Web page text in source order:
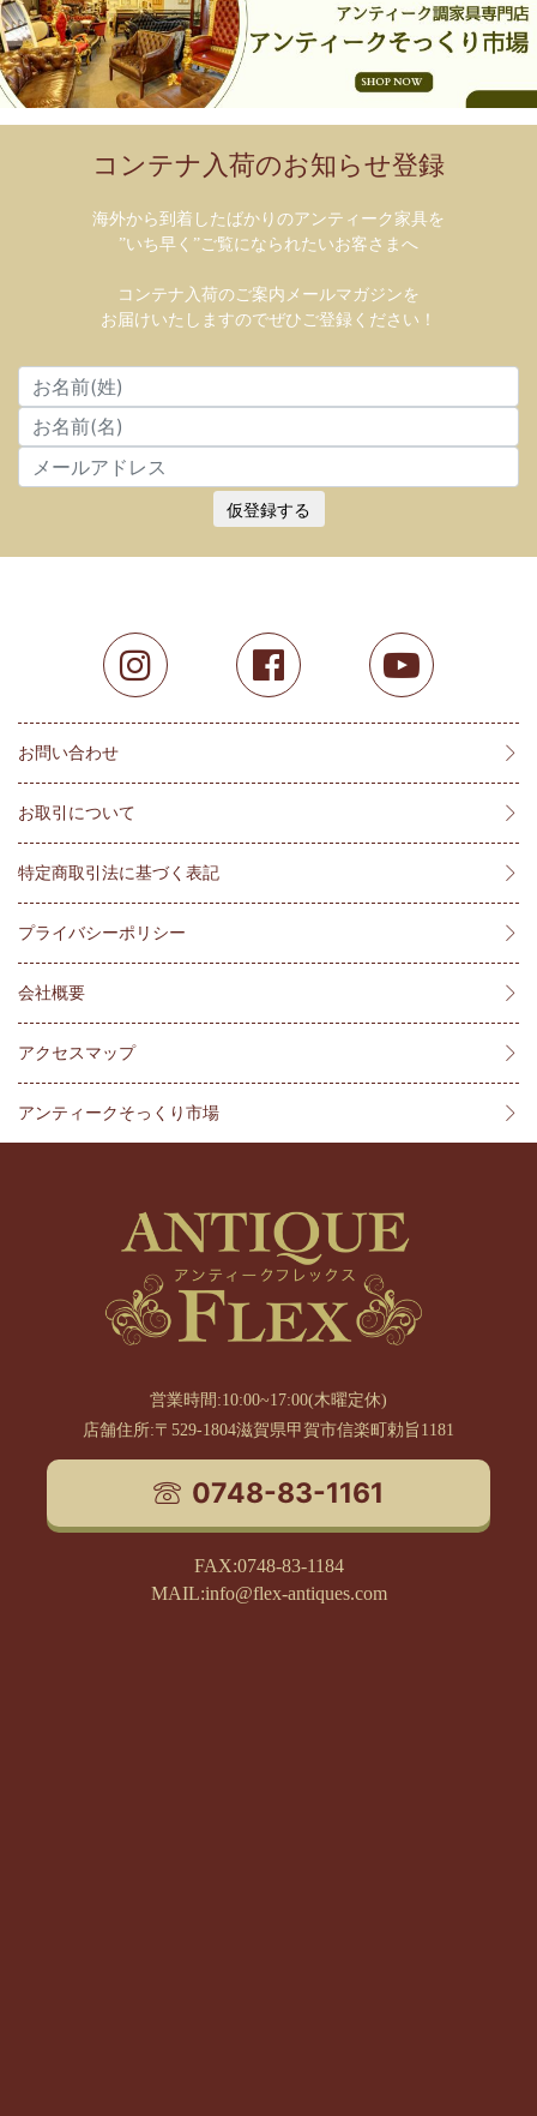
コンテナ入荷のお知らせ登録
海外から到着したばかりのアンティーク家具を
”いち早く”ご覧になられたいお客さまへ
コンテナ入荷のご案内メールマガジンを
お届けいたしますのでぜひご登録ください！
仮登録する
お問い合わせ
お取引について
特定商取引法に基づく表記
プライバシーポリシー
会社概要
アクセスマップ
アンティークそっくり市場
営業時間:10:00~17:00(木曜定休)
店舗住所:〒529-1804滋賀県甲賀市信楽町勅旨1181
0748-83-1161
FAX:0748-83-1184
MAIL:info@flex-antiques.com